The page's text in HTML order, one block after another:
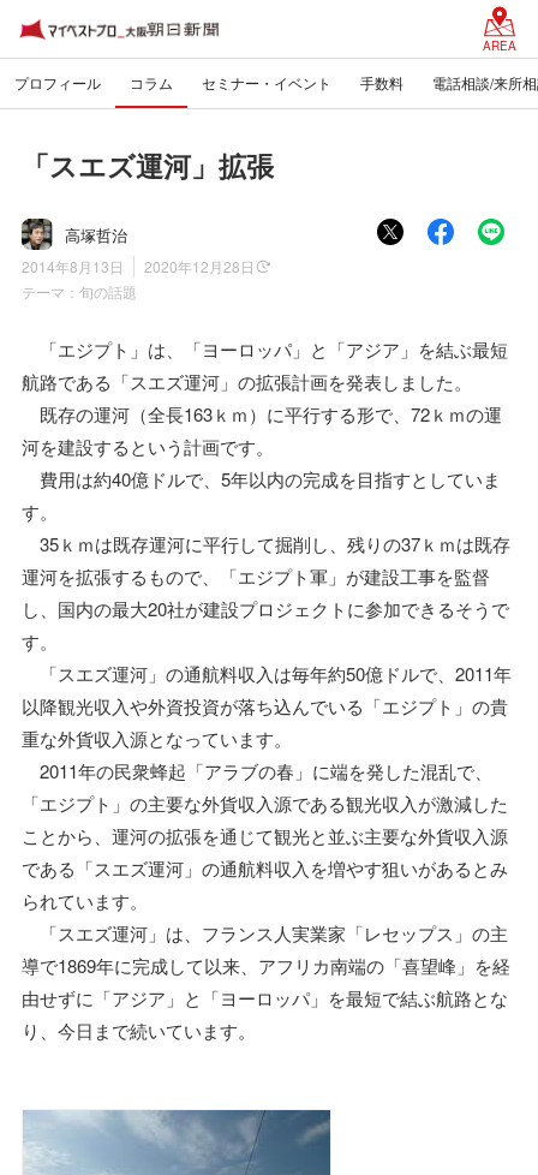
AREA
プロフィール コラム セミナー・イベント 手数料 電話相談/来所
「スエズ運河」拡張
高塚哲治
2014年8月13日
2020年12月28日
テーマ： 旬の話題
「エジプト」は、「ヨーロッパ」と「アジア」を結ぶ最短
航路である「スエズ運河」の拡張計画を発表しました。
既存の運河（全長163ｋｍ）に平行する形で、72ｋｍの運
河を建設するという計画です。
費用は約40億ドルで、5年以内の完成を目指すとしていま
す。
35ｋｍは既存運河に平行して掘削し、残りの37ｋｍは既存
運河を拡張するもので、「エジプト軍」が建設工事を監督
し、国内の最大20社が建設プロジェクトに参加できるそうで
す。
「スエズ運河」の通航料収入は毎年約50億ドルで、2011年
以降観光収入や外資投資が落ち込んでいる「エジプト」の貴
重な外貨収入源となっています。
2011年の民衆蜂起「アラブの春」に端を発した混乱で、
「エジプト」の主要な外貨収入源である観光収入が激減した
ことから、運河の拡張を通じて観光と並ぶ主要な外貨収入源
である「スエズ運河」の通航料収入を増やす狙いがあるとみ
られています。
「スエズ運河」は、フランス人実業家「レセップス」の主
導で1869年に完成して以来、アフリカ南端の「喜望峰」を経
由せずに「アジア」と「ヨーロッパ」を最短で結ぶ航路とな
り、今日まで続いています。